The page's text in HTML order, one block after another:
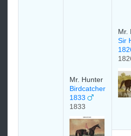
Mr. Hunter
Birdcatcher
1833
1833
Mr.
Sir